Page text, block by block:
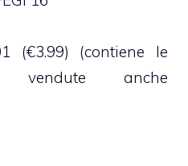
(€3.99) (contiene le
vendute anche